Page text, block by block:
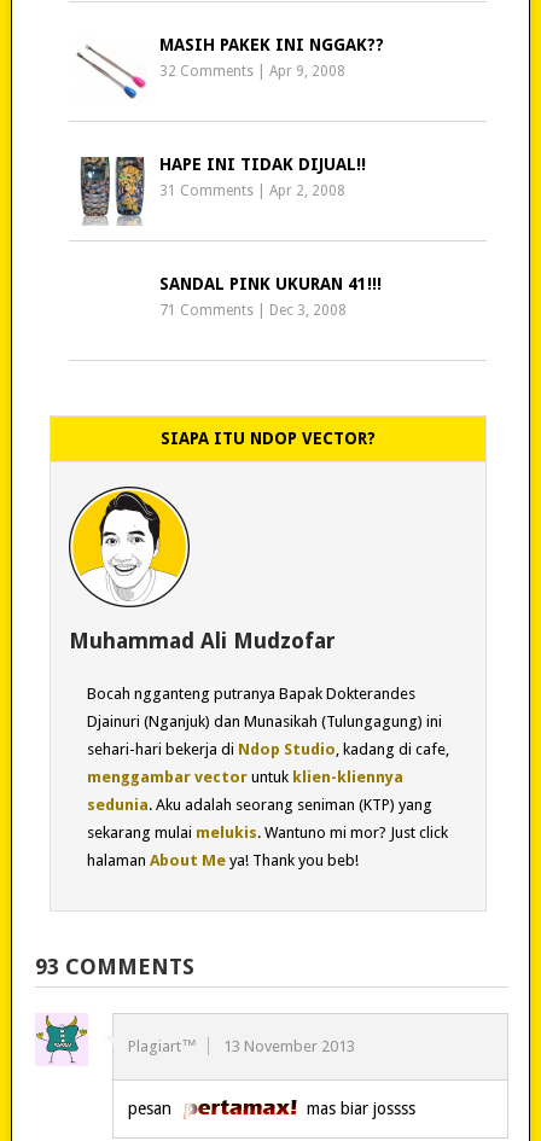
MASIH PAKEK INI NGGAK??
32 Comments |Apr 9, 2008
HAPE INI TIDAK DIJUAL!!
31 Comments |Apr 2, 2008
SANDAL PINK UKURAN 41!!!
71 Comments Dec 3, 2008
SIAPA ITU NDOP VECTOR?
Muhammad Ali Mudzofar
Bocah ngganteng putranya Bapak Dokterandes
Djainuri (Nganjuk) dan Munasikah (Tulungagung) ini
sehari-hari bekerja di Ndop Studio , kadang di cafe,
menggambar vectoruntuk klien-kliennya
sedunia. Aku adalah seorang seniman (KTP) yang
sekarang mulai melukis. Wantuno mi mor? Just click
halaman About Meya! Thank you beb!
93 COMMENTS
Plagiart™ 13 November 2013
pesan mas biar jossss